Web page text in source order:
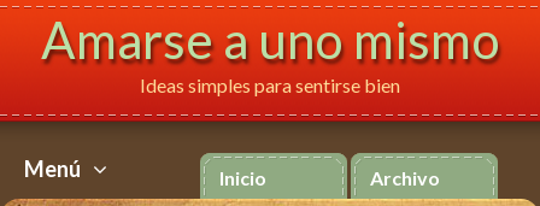
Amarse a uno mismo
Ideas simples para sentirse bien
Menú
Inicio Archivo
Français Italiano